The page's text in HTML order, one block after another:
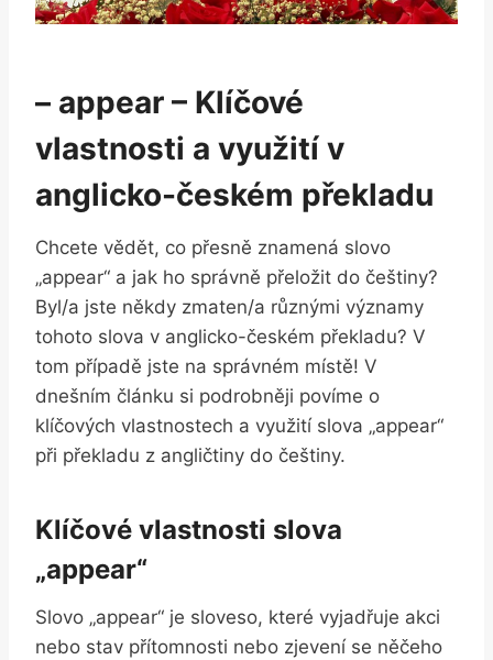
– appear – Klíčové
vlastnosti a využití v
anglicko-českém překladu
Chcete vědět, co přesně znamená⁣ slovo
„appear“ a jak ho‍ správně⁢ přeložit do češtiny?
Byl/a jste někdy zmaten/a různými významy
tohoto slova v anglicko-českém překladu? V
tom případě jste na správném místě! V⁤
dnešním článku si podrobněji povíme o
klíčových vlastnostech a využití slova „appear“
při překladu z angličtiny do češtiny.
Klíčové vlastnosti slova
„appear“
Slovo „appear“ je sloveso, které vyjadřuje akci
nebo stav přítomnosti nebo⁤ zjevení se něčeho​